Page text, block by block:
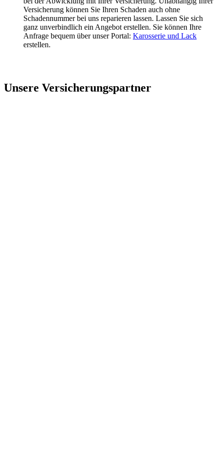
Versicherung können Sie Ihren Schaden auch ohne
Schadennummer bei uns reparieren lassen. Lassen Sie sich
ganz unverbindlich ein Angebot erstellen. Sie können Ihre
Anfrage bequem über unser Portal: Karosserie und Lack
erstellen.
Unsere Versicherungspartner